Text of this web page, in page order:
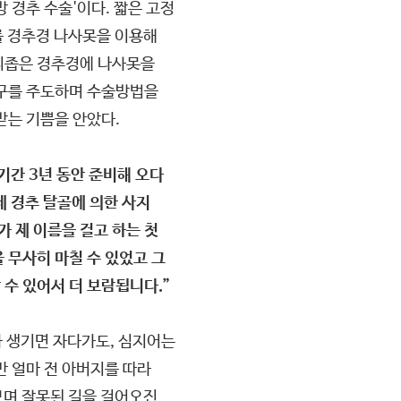
경추 수술'이다. 짧은 고정
추경 나사못을 이용해
은 경추경에 나사못을
를 주도하며 수술방법을
는 기쁨을 안았다.
간 3년 동안 준비해 오다
경추 탈골에 의한 사지
제 이름을 걸고 하는 첫
무사히 마칠 수 있었고 그
있어서 더 보람됩니다.”
기면 자다가도, 심지어는
얼마 전 아버지를 따라
잘못된 길을 걸어오진